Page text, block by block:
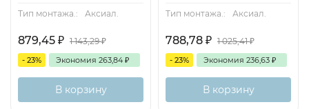
Тип монтажа.:
Аксиал.
879,45 ₽ 1 143,29₽
- 23% Экономия 263,84 ₽
В корзину
Тип монтажа.:
Аксиал.
788,78 ₽ 1 025,41₽
- 23% Экономия 236,63 ₽
В корзину